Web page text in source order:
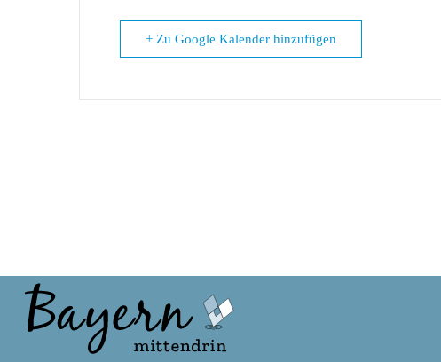
+ Zu Google Kalender hinzufügen